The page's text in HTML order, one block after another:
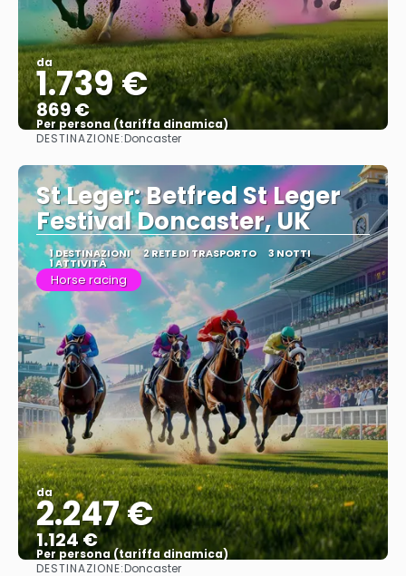
da
1.739 €
869 €
Per persona (tariffa dinamica)
Vedere di più
DESTINAZIONE:Doncaster
St Leger: Betfred St Leger
Festival Doncaster, UK
1 DESTINAZIONI 2 RETE DI TRASPORTO 3 NOTTI
1 ATTIVITÀ
Horse racing
da
2.247 €
1.124 €
Per persona (tariffa dinamica)
DESTINAZIONE:Doncaster